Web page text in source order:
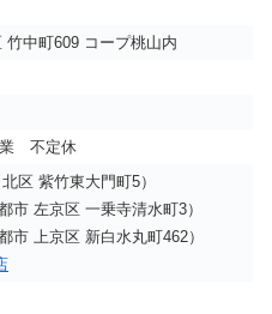
中町609 コープ桃山内
不定休
区 紫竹東大門町5）
市 左京区 一乗寺清水町3）
市 上京区 新白水丸町462）